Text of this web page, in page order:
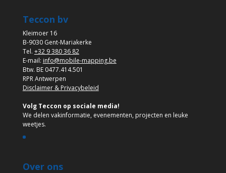
Teccon bv
Kleimoer 16
B-9030 Gent-Mariakerke
Tel. +32 9 380 36 82
E-mail: info@mobile-mapping.be
Btw. BE 0477.414.501
RPR Antwerpen
Disclaimer & Privacybeleid
Volg Teccon op sociale media!
We delen vakinformatie, evenementen, projecten en leuke
weetjes.
Over ons